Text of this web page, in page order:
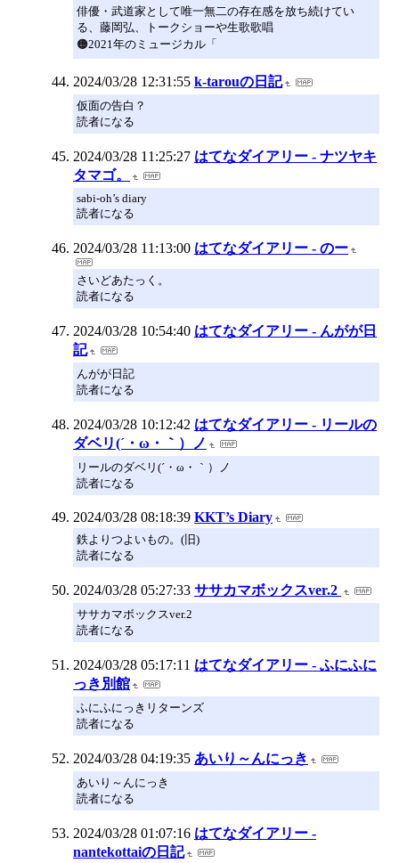
俳優・武道家として唯一無二の存在感を放ち続けてい
る、藤岡弘、トークショーや生歌歌唱
🟠2021年のミュージカル「
2024/03/28 12:31:55 k-tarouの日記
仮面の告白？
読者になる
2024/03/28 11:25:27 はてなダイアリー - ナツヤキ
タマゴ。
sabi-oh’s diary
読者になる
2024/03/28 11:13:00 はてなダイアリー - のー
さいどあたっく。
読者になる
2024/03/28 10:54:40 はてなダイアリー - んがが日
記
んがが日記
読者になる
2024/03/28 10:12:42 はてなダイアリー - リールの
ダベリ(´・ω・｀）ノ
リールのダベリ(´・ω・｀）ノ
読者になる
2024/03/28 08:18:39 KKT’s Diary
鉄よりつよいもの。(旧)
読者になる
2024/03/28 05:27:33 ササカマボックスver.2
ササカマボックスver.2
読者になる
2024/03/28 05:17:11 はてなダイアリー - ふにふに
っき別館
ふにふにっきリターンズ
読者になる
2024/03/28 04:19:35 あいり～んにっき
あいり～んにっき
読者になる
2024/03/28 01:07:16 はてなダイアリー -
nantekottaiの日記